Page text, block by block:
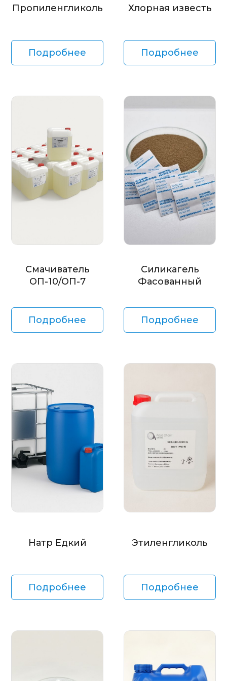
Пропиленгликоль
Подробнее
Хлорная известь
Подробнее
Смачиватель
ОП-10/ОП-7
Подробнее
Силикагель
Фасованный
Подробнее
Натр Едкий
Подробнее
Этиленгликоль
Подробнее